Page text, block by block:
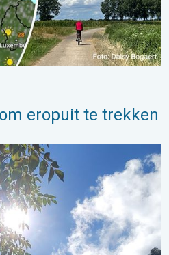
eropuit te trekken
aangename lucht. . . zaterdag